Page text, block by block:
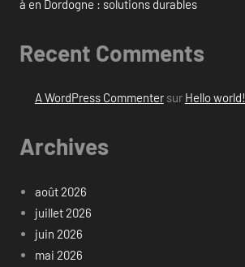
à en Dordogne : solutions durables
Recent Comments
A WordPress Commentersur Hello world!
Archives
août 2026
juillet 2026
juin 2026
mai 2026